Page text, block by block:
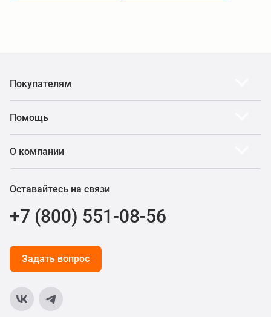
Покупателям
Помощь
О компании
Оставайтесь на связи
+7 (800) 551-08-56
Задать вопрос